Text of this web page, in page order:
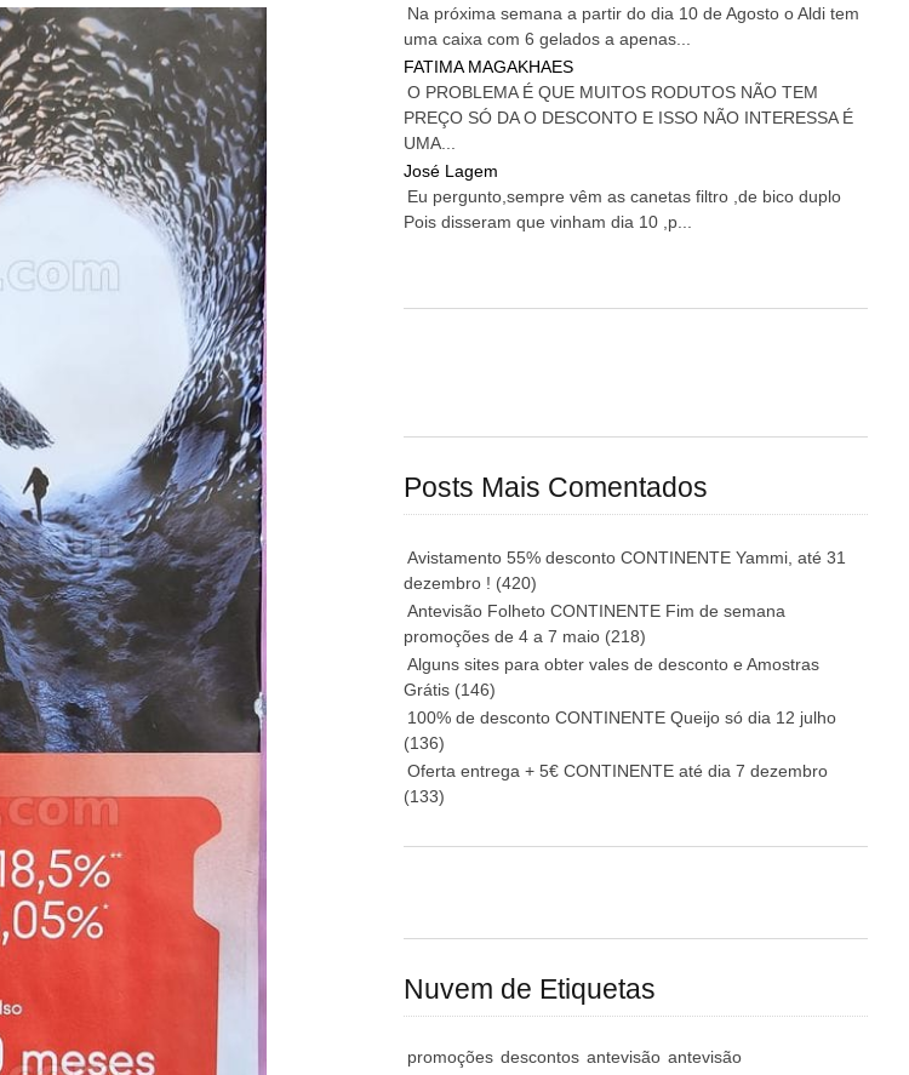
Na próxima semana a partir do dia 10 de Agosto o Aldi tem
uma caixa com 6 gelados a apenas...
FATIMA MAGAKHAES
O PROBLEMA É QUE MUITOS RODUTOS NÃO TEM
PREÇO SÓ DA O DESCONTO E ISSO NÃO INTERESSA É
UMA...
José Lagem
Eu pergunto,sempre vêm as canetas filtro ,de bico duplo
Pois disseram que vinham dia 10 ,p...
Posts Mais Comentados
Avistamento 55% desconto CONTINENTE Yammi, até 31
dezembro ! (420)
Antevisão Folheto CONTINENTE Fim de semana
promoções de 4 a 7 maio (218)
Alguns sites para obter vales de desconto e Amostras
Grátis (146)
100% de desconto CONTINENTE Queijo só dia 12 julho
(136)
Oferta entrega + 5€ CONTINENTE até dia 7 dezembro
(133)
Nuvem de Etiquetas
promoções descontos antevisão antevisão